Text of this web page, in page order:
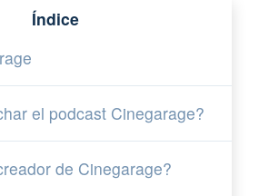
Índice
el podcast Cinegarage?
de Cinegarage?